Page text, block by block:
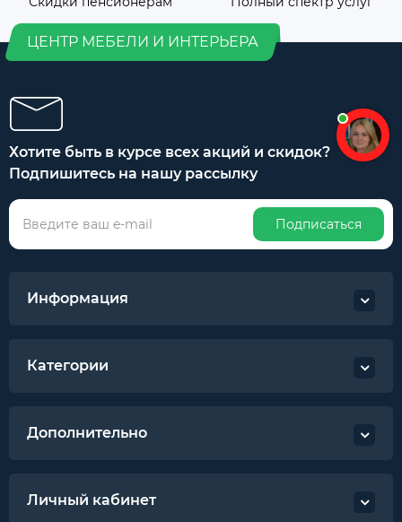
ЦЕНТР МЕБЕЛИ И ИНТЕРЬЕРА
Хотите быть в курсе всех акций и скидок?
Подпишитесь на нашу рассылку
Подписаться
Информация
Категории
Дополнительно
Личный кабинет